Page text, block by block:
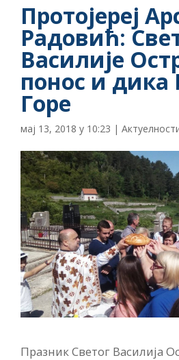
Протојереј
Радовић:
Василије
понос и дика
Горе
мај 13, 2018 у 10:23 |
Празник Светог Василија